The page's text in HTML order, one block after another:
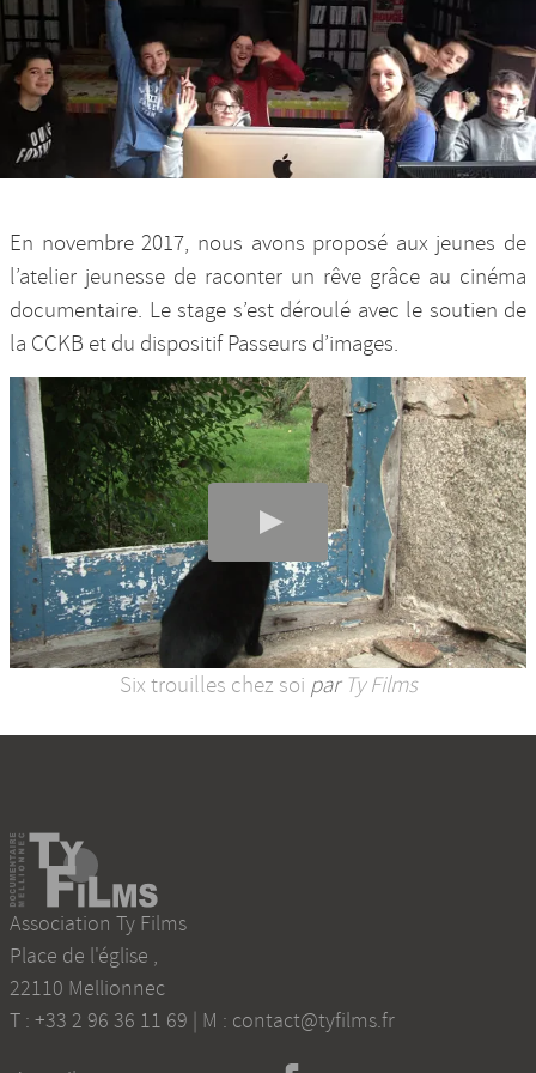
Nos productions et +
En novembre 2017, nous avons proposé aux jeunes de
l’atelier jeunesse de raconter un rêve grâce au cinéma
documentaire. Le stage s’est déroulé avec le soutien de
la CCKB et du dispositif Passeurs d’images.
Six trouilles chez soi par Ty Films
Association Ty Films
Place de l'église ,
22110 Mellionnec
T : +33 2 96 36 11 69 | M : contact@tyfilms.fr